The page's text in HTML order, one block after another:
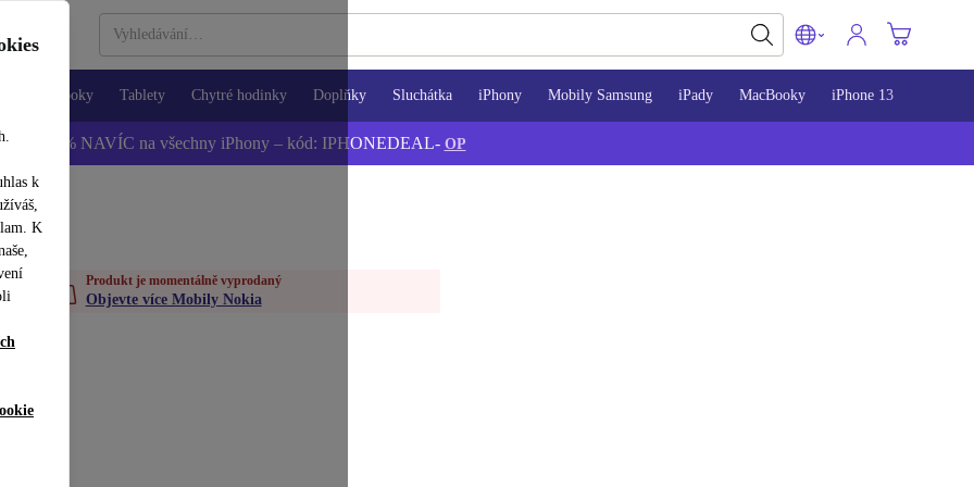
k
K
Notebooky Tablety Chytré hodinky Doplňky Sluchátka iPhony Mobily Samsung iPady MacBooky iPhone 13
📱 -5 % NAVÍC na všechny iPhony – kód: IPHONEDEAL- OP
Produkt je momentálně vyprodaný
Objevte více Mobily Nokia